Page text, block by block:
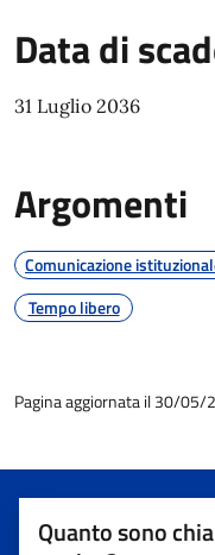
Data di
31 Luglio 2036
Argomenti
Comunicazione
Tempo libero
Pagina aggiornata il 30/05/
Quanto sono